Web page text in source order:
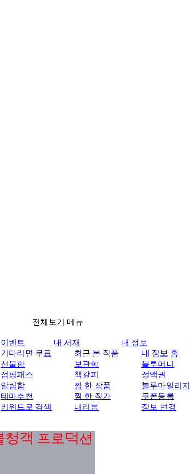
전체보기 메뉴
이벤트
기다리면 무료
선물함
점핑패스
알림함
테마추천
키워드로 검색
내 서재
최근 본 작품
보관함
책갈피
찜 한 작품
찜 한 작가
내리뷰
내 정보
내 정보 홈
블루머니
정액권
블루마일리지
쿠폰등록
정보 변경